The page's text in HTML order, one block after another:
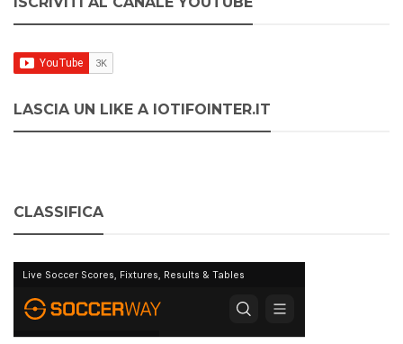
LASCIA UN LIKE A IOTIFOINTER.IT
CLASSIFICA